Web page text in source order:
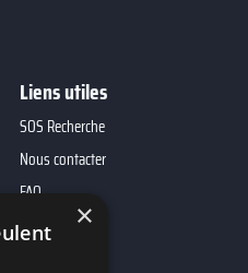
Liens utiles
SOS Recherche
Nous contacter
FAQ
×